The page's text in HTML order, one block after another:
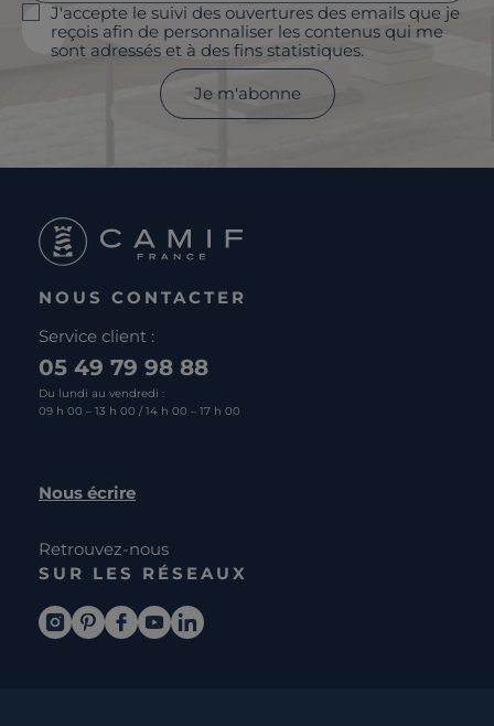
J'accepte le suivi des ouvertures des emails que je
reçois afin de personnaliser les contenus qui me
sont adressés et à des fins statistiques.
Je m'abonne
NOUS CONTACTER
Service client :
05 49 79 98 88
Du lundi au vendredi :
09 h 00 – 13 h 00 / 14 h 00 – 17 h 00
Nous écrire
Retrouvez-nous
SUR LES RÉSEAUX